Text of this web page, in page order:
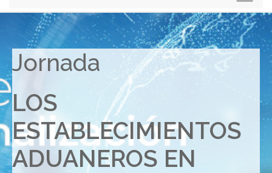
Jornada
LOS
ESTABLECIMIENTOS
ADUANEROS EN